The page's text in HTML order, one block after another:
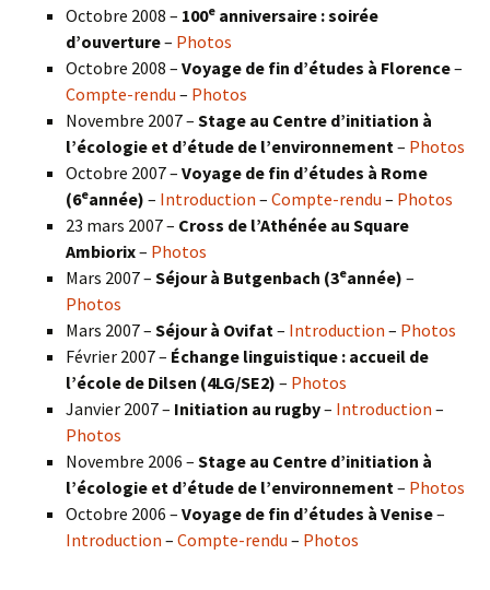
Octobre 2008 – 100e anniversaire : soirée
d’ouverture– Photos
Octobre 2008 – Voyage de fin d’études à Florence–
Compte-rendu – Photos
Novembre 2007 – Stage au Centre d’initiation à
l’écologie et d’étude de l’environnement – Photos
Octobre 2007 – Voyage de fin d’études à Rome
(6eannée) – Introduction – Compte-rendu – Photos
23 mars 2007 – Cross de l’Athénée au Square
Ambiorix– Photos
Mars 2007 – Séjour à Butgenbach (3eannée) –
Photos
Mars 2007 – Séjour à Ovifat – Introduction – Photos
Février 2007 – Échange linguistique : accueil de
l’école de Dilsen (4LG/SE2) – Photos
Janvier 2007 – Initiation au rugby– Introduction –
Photos
Novembre 2006 – Stage au Centre d’initiation à
l’écologie et d’étude de l’environnement – Photos
Octobre 2006 – Voyage de fin d’études à Venise–
Introduction – Compte-rendu – Photos